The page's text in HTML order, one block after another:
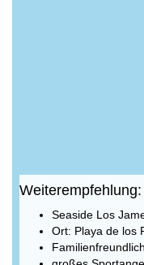
Seaside Los
Ort: Playa de los
Familienfreundlich